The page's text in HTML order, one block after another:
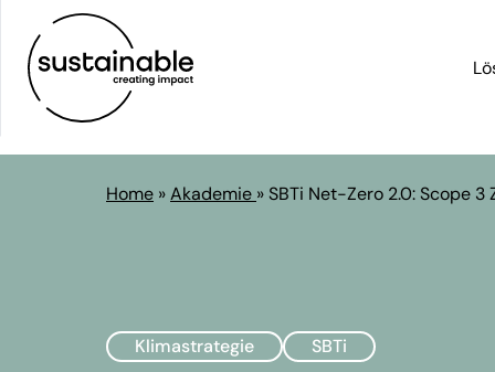
Home »Akademie »SBTi Net-Zero 2.0: Scope 3
Klimastrategie SBTi